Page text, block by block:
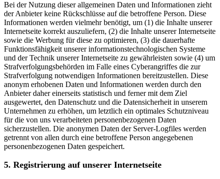
Bei der Nutzung dieser allgemeinen Daten und Informationen zieht
der Anbieter keine Rückschlüsse auf die betroffene Person. Diese
Informationen werden vielmehr benötigt, um (1) die Inhalte unserer
Internetseite korrekt auszuliefern, (2) die Inhalte unserer Internetseite
sowie die Werbung für diese zu optimieren, (3) die dauerhafte
Funktionsfähigkeit unserer informationstechnologischen Systeme
und der Technik unserer Internetseite zu gewährleisten sowie (4) um
Strafverfolgungsbehörden im Falle eines Cyberangriffes die zur
Strafverfolgung notwendigen Informationen bereitzustellen. Diese
anonym erhobenen Daten und Informationen werden durch den
Anbieter daher einerseits statistisch und ferner mit dem Ziel
ausgewertet, den Datenschutz und die Datensicherheit in unserem
Unternehmen zu erhöhen, um letztlich ein optimales Schutzniveau
für die von uns verarbeiteten personenbezogenen Daten
sicherzustellen. Die anonymen Daten der Server-Logfiles werden
getrennt von allen durch eine betroffene Person angegebenen
personenbezogenen Daten gespeichert.
5. Registrierung auf unserer Internetseite